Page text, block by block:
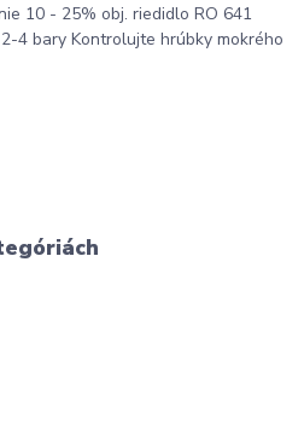
10 - 25% obj. riedidlo RO 641
4 bary Kontrolujte hrúbky mokrého